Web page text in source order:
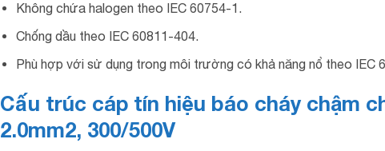
Không chứa halogen theo IEC 60754-1.
Chống dầu theo IEC 60811-404.
Phù hợp với sử dụng trong môi trường có khả năng nổ theo IEC
Cấu trúc cáp tín hiệu báo cháy chậm
2.0mm2, 300/500V